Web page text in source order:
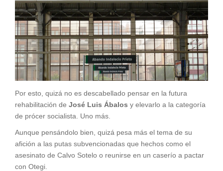
Por esto, quizá no es descabellado pensar en la futura
rehabilitación de José Luis Ábalos y elevarlo a la categoría
de prócer socialista. Uno más.
Aunque pensándolo bien, quizá pesa más el tema de su
afición a las putas subvencionadas que hechos como el
asesinato de Calvo Sotelo o reunirse en un caserío a pactar
con Otegi.